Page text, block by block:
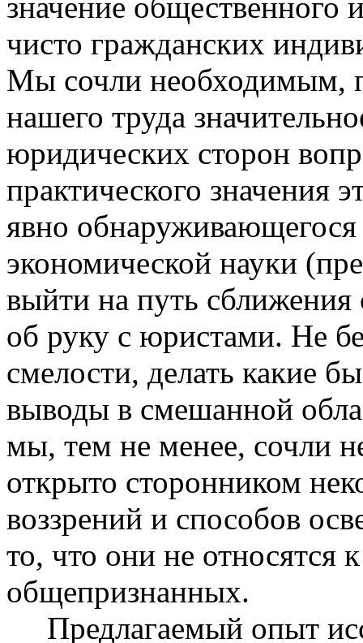
чисто гражданских
Мы сочли необходимым,
нашего труда
юридических сторон
практического значения
явно
экономической науки
выйти на путь сближения
об руку с юристами. Не
смелости, делать какие
выводы в смешанной
мы, тем не менее, сочли
открыто сторонником
воззрений и способов
то, что они не относятся
общепризнанных.
Предлагаемый опыт